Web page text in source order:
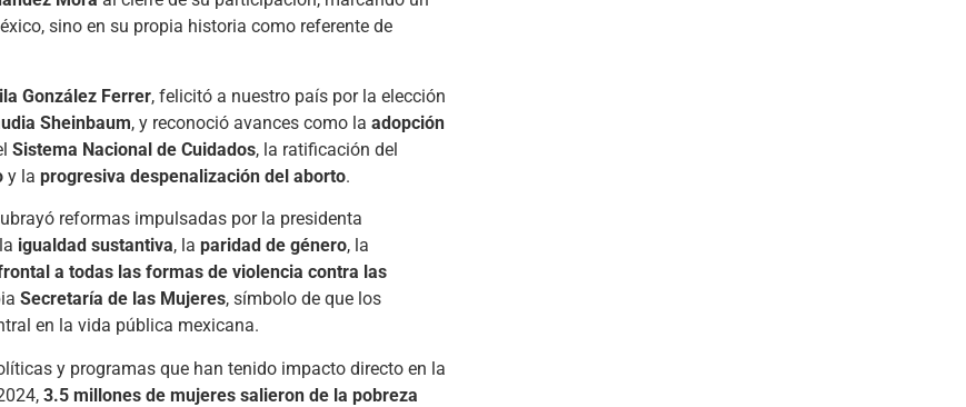
sino en su propia historia como referente de
González Ferrer, felicitó a nuestro país por la elección
Sheinbaum, y reconoció avances como la adopción
Sistema Nacional de Cuidados, la ratificación del
y la progresiva despenalización del aborto.
reformas impulsadas por la presidenta
igualdad sustantiva, la paridad de género, la
a todas las formas de violencia contra las
Secretaría de las Mujeres, símbolo de que los
en la vida pública mexicana.
y programas que han tenido impacto directo en la
3.5 millones de mujeres salieron de la pobreza